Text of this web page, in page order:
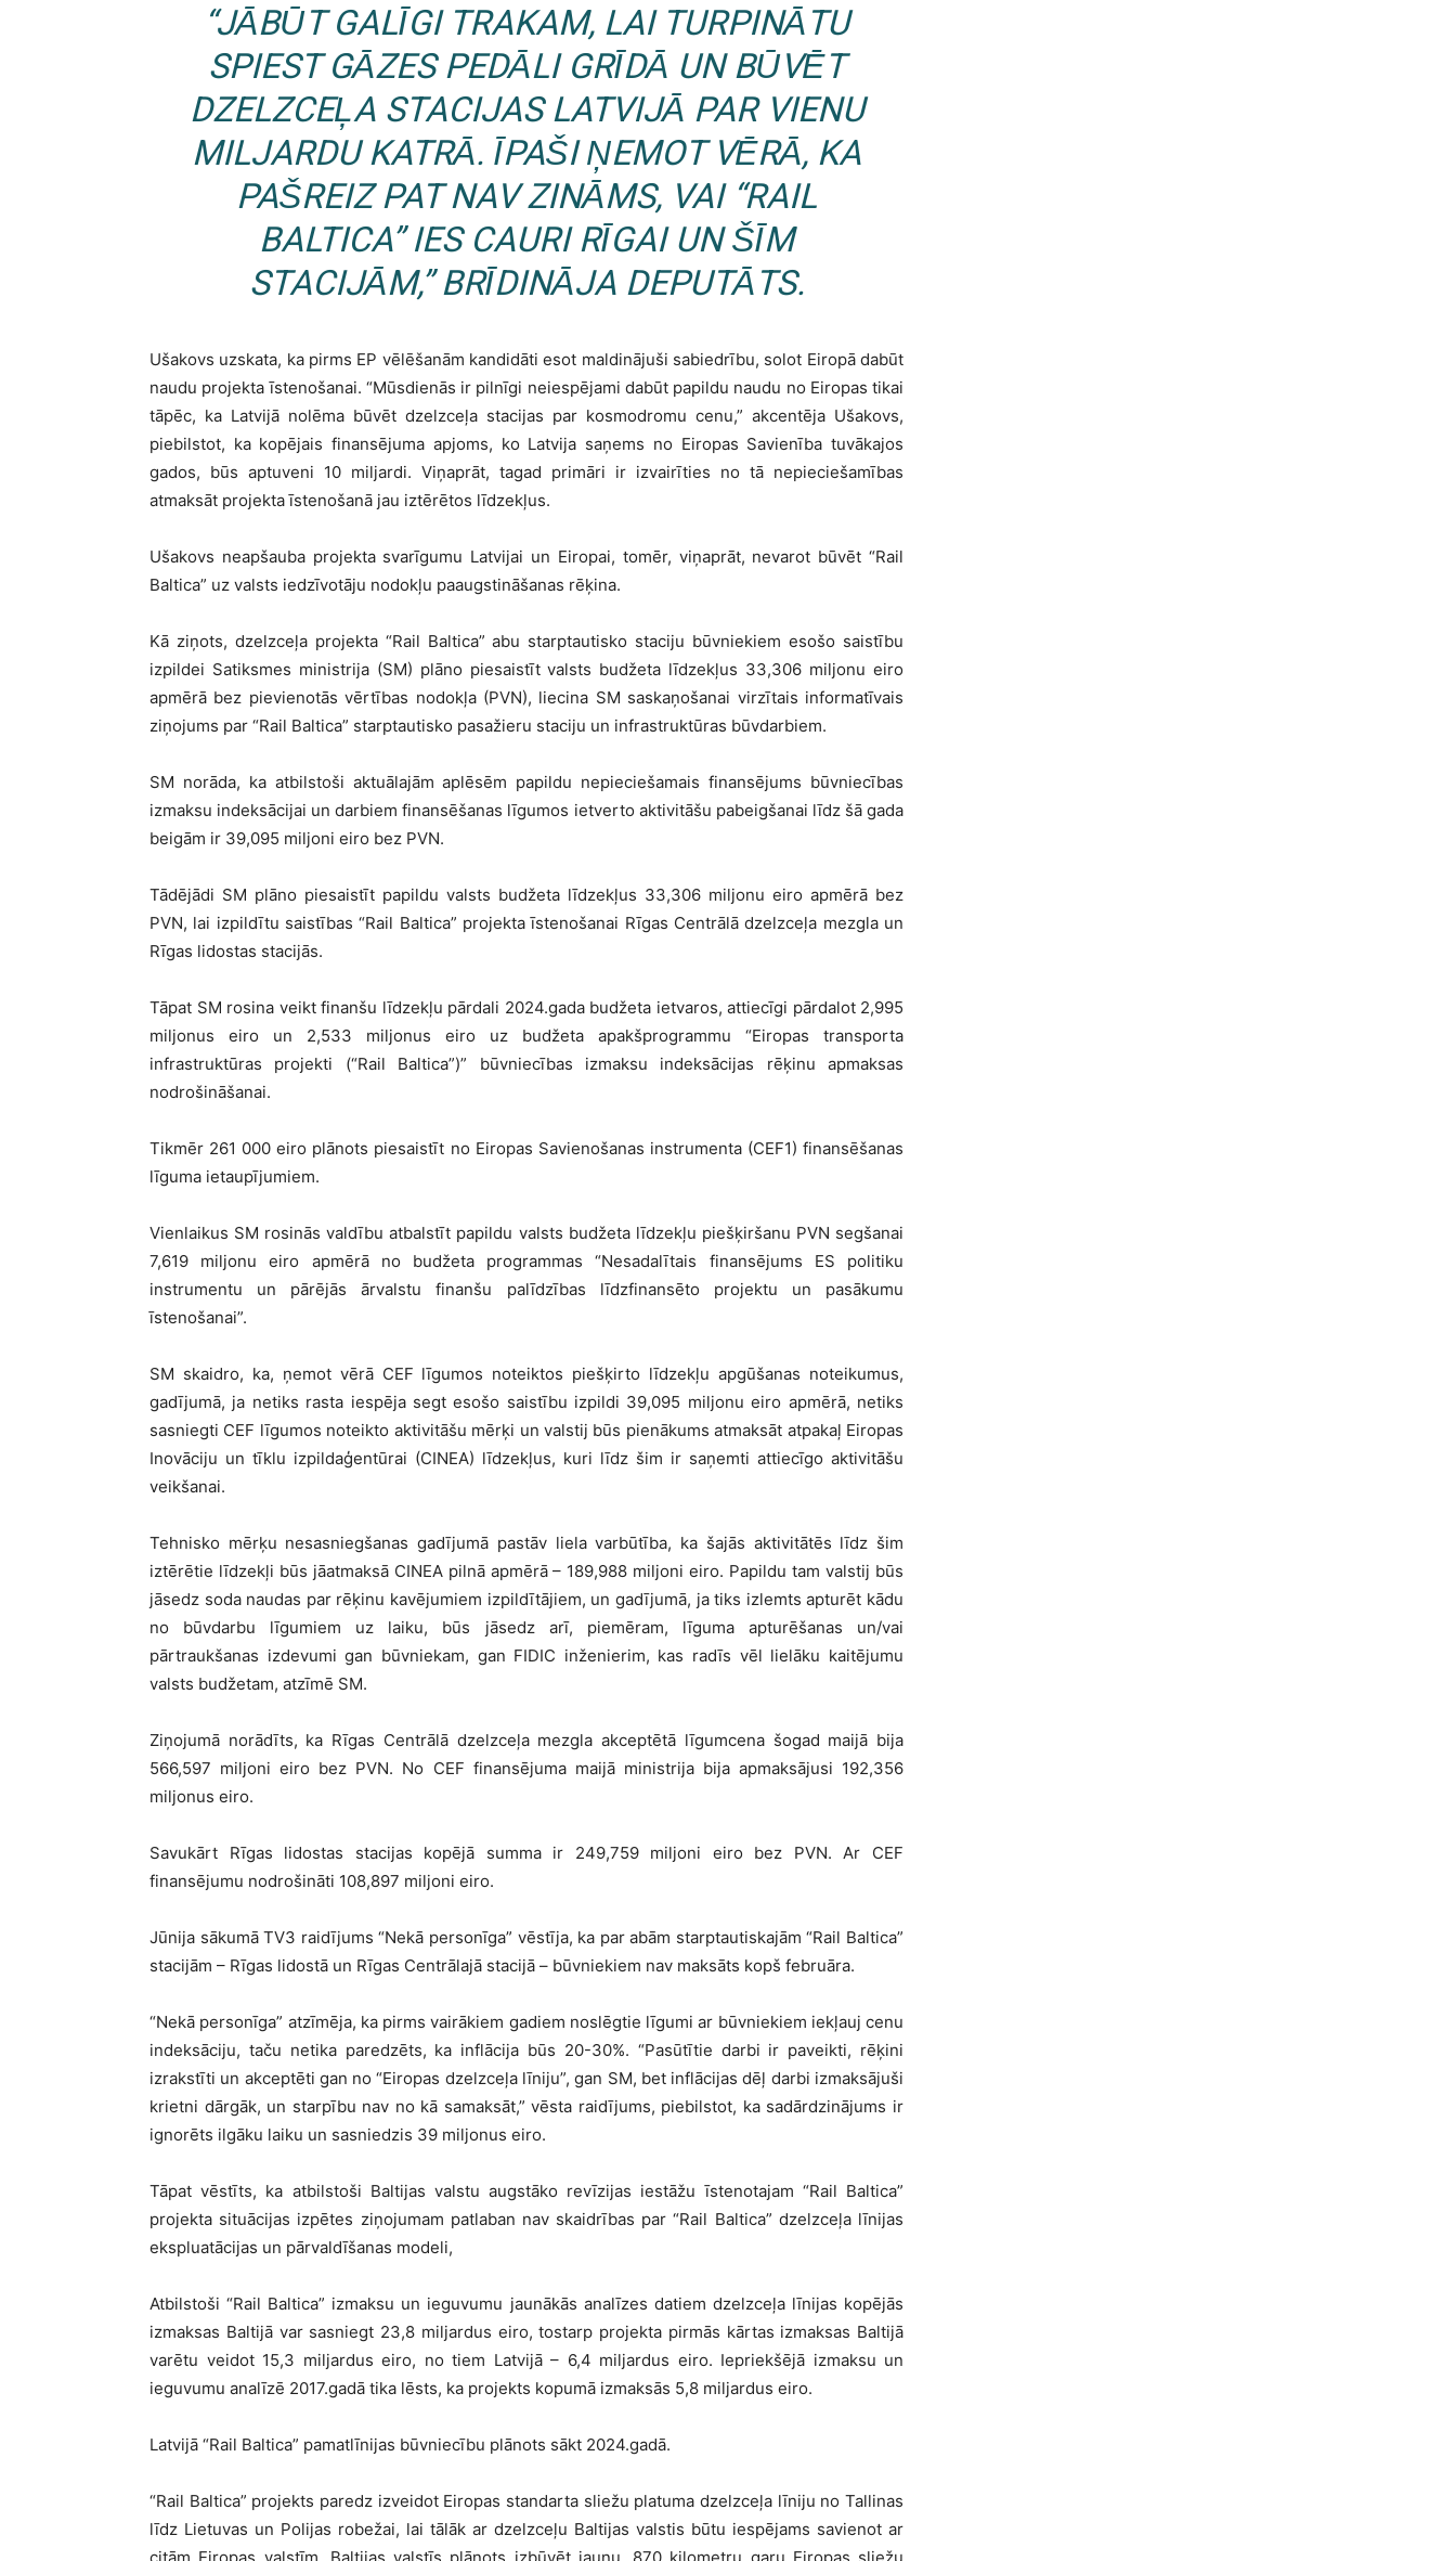
“JĀBŪT GALĪGI TRAKAM, LAI TURPINĀTU
SPIEST GĀZES PEDĀLI GRĪDĀ UN BŪVĒT
DZELZCEĻA STACIJAS LATVIJĀ PAR VIENU
MILJARDU KATRĀ. ĪPAŠI ŅEMOT VĒRĀ, KA
PAŠREIZ PAT NAV ZINĀMS, VAI “RAIL
BALTICA” IES CAURI RĪGAI UN ŠĪM
STACIJĀM,” BRĪDINĀJA DEPUTĀTS.
Ušakovs uzskata, ka pirms EP vēlēšanām kandidāti esot maldinājuši sabiedrību, solot Eiropā dabūt
naudu projekta īstenošanai. “Mūsdienās ir pilnīgi neiespējami dabūt papildu naudu no Eiropas tikai
tāpēc, ka Latvijā nolēma būvēt dzelzceļa stacijas par kosmodromu cenu,” akcentēja Ušakovs,
piebilstot, ka kopējais finansējuma apjoms, ko Latvija saņems no Eiropas Savienība tuvākajos
gados, būs aptuveni 10 miljardi. Viņaprāt, tagad primāri ir izvairīties no tā nepieciešamības
atmaksāt projekta īstenošanā jau iztērētos līdzekļus.
Ušakovs neapšauba projekta svarīgumu Latvijai un Eiropai, tomēr, viņaprāt, nevarot būvēt “Rail
Baltica” uz valsts iedzīvotāju nodokļu paaugstināšanas rēķina.
Kā ziņots, dzelzceļa projekta “Rail Baltica” abu starptautisko staciju būvniekiem esošo saistību
izpildei Satiksmes ministrija (SM) plāno piesaistīt valsts budžeta līdzekļus 33,306 miljonu eiro
apmērā bez pievienotās vērtības nodokļa (PVN), liecina SM saskaņošanai virzītais informatīvais
ziņojums par “Rail Baltica” starptautisko pasažieru staciju un infrastruktūras būvdarbiem.
SM norāda, ka atbilstoši aktuālajām aplēsēm papildu nepieciešamais finansējums būvniecības
izmaksu indeksācijai un darbiem finansēšanas līgumos ietverto aktivitāšu pabeigšanai līdz šā gada
beigām ir 39,095 miljoni eiro bez PVN.
Tādējādi SM plāno piesaistīt papildu valsts budžeta līdzekļus 33,306 miljonu eiro apmērā bez
PVN, lai izpildītu saistības “Rail Baltica” projekta īstenošanai Rīgas Centrālā dzelzceļa mezgla un
Rīgas lidostas stacijās.
Tāpat SM rosina veikt finanšu līdzekļu pārdali 2024.gada budžeta ietvaros, attiecīgi pārdalot 2,995
miljonus eiro un 2,533 miljonus eiro uz budžeta apakšprogrammu “Eiropas transporta
infrastruktūras projekti (“Rail Baltica”)” būvniecības izmaksu indeksācijas rēķinu apmaksas
nodrošināšanai.
Tikmēr 261 000 eiro plānots piesaistīt no Eiropas Savienošanas instrumenta (CEF1) finansēšanas
līguma ietaupījumiem.
Vienlaikus SM rosinās valdību atbalstīt papildu valsts budžeta līdzekļu piešķiršanu PVN segšanai
7,619 miljonu eiro apmērā no budžeta programmas “Nesadalītais finansējums ES politiku
instrumentu un pārējās ārvalstu finanšu palīdzības līdzfinansēto projektu un pasākumu
īstenošanai”.
SM skaidro, ka, ņemot vērā CEF līgumos noteiktos piešķirto līdzekļu apgūšanas noteikumus,
gadījumā, ja netiks rasta iespēja segt esošo saistību izpildi 39,095 miljonu eiro apmērā, netiks
sasniegti CEF līgumos noteikto aktivitāšu mērķi un valstij būs pienākums atmaksāt atpakaļ Eiropas
Inovāciju un tīklu izpildaģentūrai (CINEA) līdzekļus, kuri līdz šim ir saņemti attiecīgo aktivitāšu
veikšanai.
Tehnisko mērķu nesasniegšanas gadījumā pastāv liela varbūtība, ka šajās aktivitātēs līdz šim
iztērētie līdzekļi būs jāatmaksā CINEA pilnā apmērā – 189,988 miljoni eiro. Papildu tam valstij būs
jāsedz soda naudas par rēķinu kavējumiem izpildītājiem, un gadījumā, ja tiks izlemts apturēt kādu
no būvdarbu līgumiem uz laiku, būs jāsedz arī, piemēram, līguma apturēšanas un/vai
pārtraukšanas izdevumi gan būvniekam, gan FIDIC inženierim, kas radīs vēl lielāku kaitējumu
valsts budžetam, atzīmē SM.
Ziņojumā norādīts, ka Rīgas Centrālā dzelzceļa mezgla akceptētā līgumcena šogad maijā bija
566,597 miljoni eiro bez PVN. No CEF finansējuma maijā ministrija bija apmaksājusi 192,356
miljonus eiro.
Savukārt Rīgas lidostas stacijas kopējā summa ir 249,759 miljoni eiro bez PVN. Ar CEF
finansējumu nodrošināti 108,897 miljoni eiro.
Jūnija sākumā TV3 raidījums “Nekā personīga” vēstīja, ka par abām starptautiskajām “Rail Baltica”
stacijām – Rīgas lidostā un Rīgas Centrālajā stacijā – būvniekiem nav maksāts kopš februāra.
“Nekā personīga” atzīmēja, ka pirms vairākiem gadiem noslēgtie līgumi ar būvniekiem iekļauj cenu
indeksāciju, taču netika paredzēts, ka inflācija būs 20-30%. “Pasūtītie darbi ir paveikti, rēķini
izrakstīti un akceptēti gan no “Eiropas dzelzceļa līniju”, gan SM, bet inflācijas dēļ darbi izmaksājuši
krietni dārgāk, un starpību nav no kā samaksāt,” vēsta raidījums, piebilstot, ka sadārdzinājums ir
ignorēts ilgāku laiku un sasniedzis 39 miljonus eiro.
Tāpat vēstīts, ka atbilstoši Baltijas valstu augstāko revīzijas iestāžu īstenotajam “Rail Baltica”
projekta situācijas izpētes ziņojumam patlaban nav skaidrības par “Rail Baltica” dzelzceļa līnijas
ekspluatācijas un pārvaldīšanas modeli,
Atbilstoši “Rail Baltica” izmaksu un ieguvumu jaunākās analīzes datiem dzelzceļa līnijas kopējās
izmaksas Baltijā var sasniegt 23,8 miljardus eiro, tostarp projekta pirmās kārtas izmaksas Baltijā
varētu veidot 15,3 miljardus eiro, no tiem Latvijā – 6,4 miljardus eiro. Iepriekšējā izmaksu un
ieguvumu analīzē 2017.gadā tika lēsts, ka projekts kopumā izmaksās 5,8 miljardus eiro.
Latvijā “Rail Baltica” pamatlīnijas būvniecību plānots sākt 2024.gadā.
“Rail Baltica” projekts paredz izveidot Eiropas standarta sliežu platuma dzelzceļa līniju no Tallinas
līdz Lietuvas un Polijas robežai, lai tālāk ar dzelzceļu Baltijas valstis būtu iespējams savienot ar
citām Eiropas valstīm. Baltijas valstīs plānots izbūvēt jaunu, 870 kilometru garu Eiropas sliežu